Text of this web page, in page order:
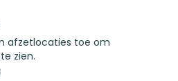
afzetlocaties toe om
zien.